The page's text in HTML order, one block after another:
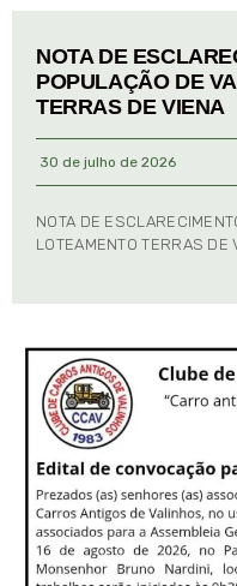
NOTA DE
POPULAÇÃO DE
TERRAS DE VIENA
30 de julho de 2026
NOTA DE
LOTEAMENTO TERRAS DE